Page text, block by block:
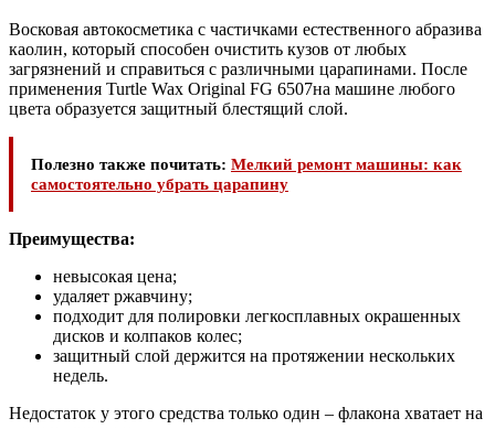
Восковая автокосметика с частичками естественного абразива
каолин, который способен очистить кузов от любых
загрязнений и справиться с различными царапинами. После
применения Turtle Wax Original FG 6507на машине любого
цвета образуется защитный блестящий слой.
Полезно также почитать: Мелкий ремонт машины: как
самостоятельно убрать царапину
Преимущества:
невысокая цена;
удаляет ржавчину;
подходит для полировки легкосплавных окрашенных
дисков и колпаков колес;
защитный слой держится на протяжении нескольких
недель.
Недостаток у этого средства только один – флакона хватает на